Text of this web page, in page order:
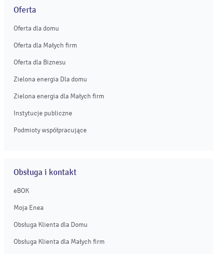
Oferta
Oferta dla domu
Oferta dla Małych firm
Oferta dla Biznesu
Zielona energia Dla domu
Zielona energia dla Małych firm
Instytucje publiczne
Podmioty współpracujące
Obsługa i kontakt
eBOK
Moja Enea
Obsługa Klienta dla Domu
Obsługa Klienta dla Małych firm